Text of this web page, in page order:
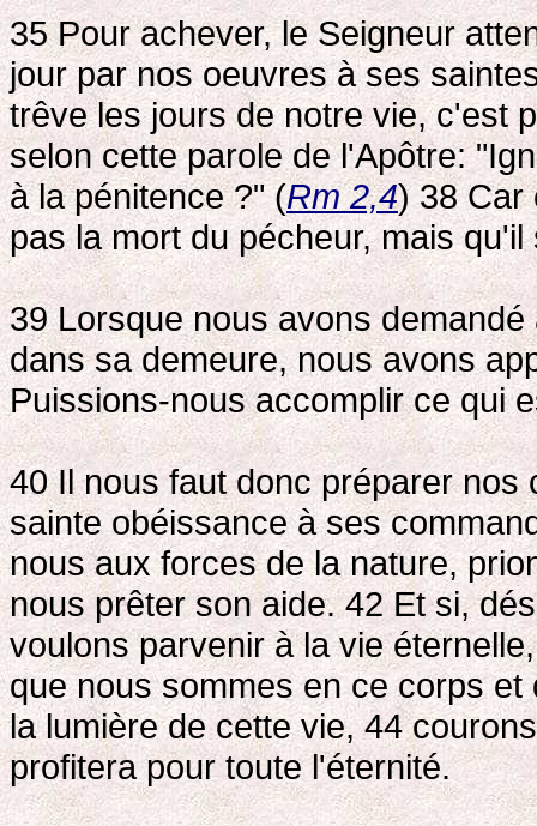
35 Pour achever, le Seigneur
jour par nos oeuvres à ses
trêve les jours de notre vie, c'est
selon cette parole de l'Apôtre:
à la pénitence ?" (Rm 2,4) 38 Car
pas la mort du pécheur, mais
39 Lorsque nous avons
dans sa demeure, nous avons
Puissions-nous accomplir ce qui
40 Il nous faut donc préparer
sainte obéissance à ses
nous aux forces de la nature,
nous prêter son aide. 42 Et si,
voulons parvenir à la vie
que nous sommes en ce corps
la lumière de cette vie, 44
profitera pour toute l'éternité.